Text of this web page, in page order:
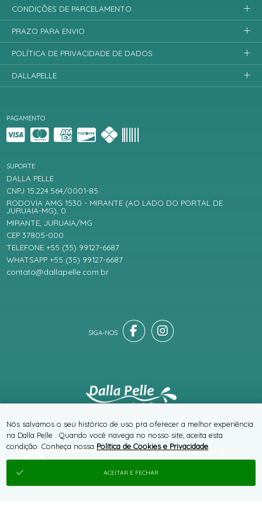
PAGAMENTO
SITE 100% SEGURO PLATAFORMA B2B
SUPORTE
DALLA PELLE
CNPJ 15.224.564/0001-85
RODOVIA AMG 1530 - MIRANTE (AO LADO DO PORTAL DE
JURUAIA-MG), 0
MIRANTE, JURUAIA/MG
CEP 37805-000
TELEFONE +55 (35) 99127-6687
WHATSAPP +55 (35) 99127-6687
contato@dallapelle.com.br
CONDIÇÕES DE PARCELAMENTO
PRAZO PARA ENVIO
POLÍTICA DE PRIVACIDADE DE DADOS
DALLAPELLE
® TODOS DIREITOS RESERVADOS
Nós salvamos o seu histórico de uso pra oferecer a melhor experiência
na Dalla Pelle . Quando você navega no nosso site, aceita esta
condição. Conheça nossa Política de Cookies e Privacidade
ACEITAR E FECHAR